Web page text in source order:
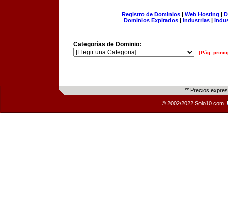
Registro de Dominios| Web Hosting |
Dominios Expirados | Industrias |
Categorías de Dominio:
[Pág.
** Precios
© 2002/2022 Solo10.com